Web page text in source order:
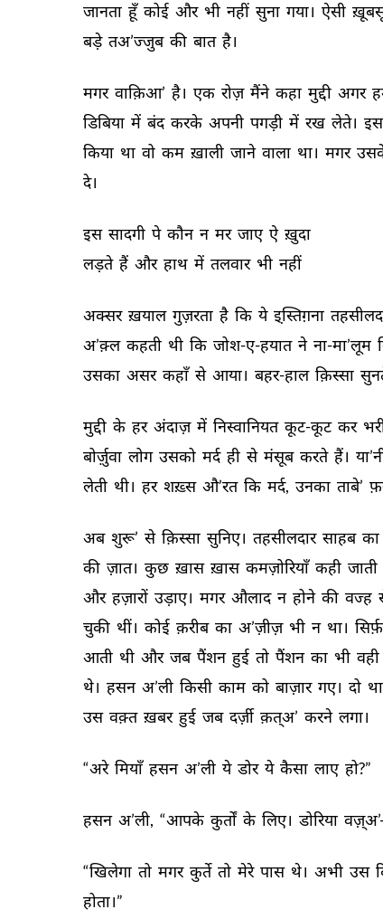
जानता हूँ कोई और भी नहीं सुना गया। ऐसी
बड़े तअ’ज्जुब की बात है।
मगर वाक़िआ’ है। एक रोज़ मैंने कहा मुद्दी अगर
डिबिया में बंद करके अपनी पगड़ी में रख लेते। इस
किया था वो कम ख़ाली जाने वाला था। मगर
दे।
इस सादगी पे कौन न मर जाए ऐ ख़ुदा
लड़ते हैं और हाथ में तलवार भी नहीं
अक्सर ख़याल गुज़रता है कि ये इस्ति़ग़ना
अ’क़्ल कहती थी कि जोश-ए-हयात ने ना-मा’लूम
उसका असर कहाँ से आया। बहर-हाल क़िस्सा
मुद्दी के हर अंदाज़ में निस्वानियत कूट-कूट कर
बोर्ज़ुवा लोग उसको मर्द ही से मंसूब करते हैं।
लेती थी। हर शख़्स औ’रत कि मर्द, उनका ताबे’
अब शुरू’ से क़िस्सा सुनिए। तहसीलदार साहब का
की ज़ात। कुछ ख़ास ख़ास कमज़ोरियाँ कही जाती
और हज़ारों उड़ाए। मगर औलाद न होने की वज्ह
चुकी थीं। कोई क़रीब का अ’ज़ीज़ भी न था। सिर्फ़
आती थी और जब पैंशन हुई तो पैंशन का भी वही
थे। हसन अ’ली किसी काम को बाज़ार गए। दो
उस वक़्त ख़बर हुई जब दर्ज़ी क़त्अ’ करने लगा।
“अरे मियाँ हसन अ’ली ये डोर ये कैसा लाए हो?”
हसन अ’ली, “आपके कुर्तों के लिए। डोरिया
“खिलेगा तो मगर कुर्ते तो मेरे पास थे। अभी उस
होता।”